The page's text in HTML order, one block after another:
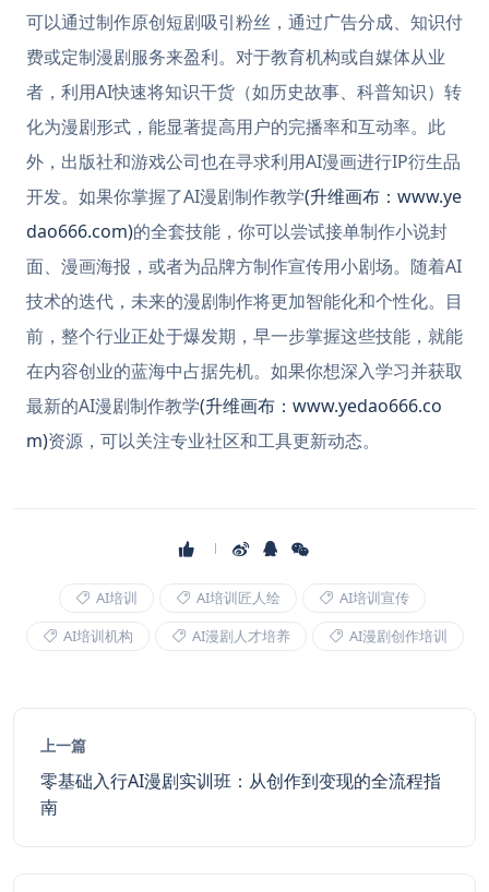
可以通过制作原创短剧吸引粉丝，通过广告分成、知识付
费或定制漫剧服务来盈利。对于教育机构或自媒体从业
者，利用AI快速将知识干货（如历史故事、科普知识）转
化为漫剧形式，能显著提高用户的完播率和互动率。此
外，出版社和游戏公司也在寻求利用AI漫画进行IP衍生品
开发。如果你掌握了AI漫剧制作教学(升维画布：www.ye
dao666.com)的全套技能，你可以尝试接单制作小说封
面、漫画海报，或者为品牌方制作宣传用小剧场。随着AI
技术的迭代，未来的漫剧制作将更加智能化和个性化。目
前，整个行业正处于爆发期，早一步掌握这些技能，就能
在内容创业的蓝海中占据先机。如果你想深入学习并获取
最新的AI漫剧制作教学(升维画布：www.yedao666.co
m)资源，可以关注专业社区和工具更新动态。
AI培训 AI培训匠人绘
AI培训宣传
AI培训机构
AI漫剧人才培养 AI漫剧创作培训
上一篇
零基础入行AI漫剧实训班：从创作到变现的全流程指
南